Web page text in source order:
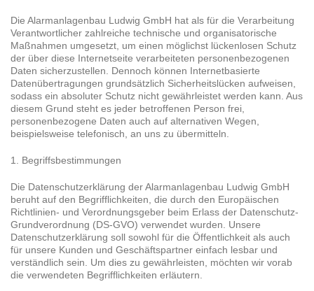
Die Alarmanlagenbau Ludwig GmbH hat als für die Verarbeitung
Verantwortlicher zahlreiche technische und organisatorische
Maßnahmen umgesetzt, um einen möglichst lückenlosen Schutz
der über diese Internetseite verarbeiteten personenbezogenen
Daten sicherzustellen. Dennoch können Internetbasierte
Datenübertragungen grundsätzlich Sicherheitslücken aufweisen,
sodass ein absoluter Schutz nicht gewährleistet werden kann. Aus
diesem Grund steht es jeder betroffenen Person frei,
personenbezogene Daten auch auf alternativen Wegen,
beispielsweise telefonisch, an uns zu übermitteln.
1. Begriffsbestimmungen
Die Datenschutzerklärung der Alarmanlagenbau Ludwig GmbH
beruht auf den Begrifflichkeiten, die durch den Europäischen
Richtlinien- und Verordnungsgeber beim Erlass der Datenschutz-
Grundverordnung (DS-GVO) verwendet wurden. Unsere
Datenschutzerklärung soll sowohl für die Öffentlichkeit als auch
für unsere Kunden und Geschäftspartner einfach lesbar und
verständlich sein. Um dies zu gewährleisten, möchten wir vorab
die verwendeten Begrifflichkeiten erläutern.